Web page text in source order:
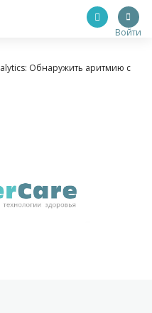
Войти
Обнаружить аритмию с